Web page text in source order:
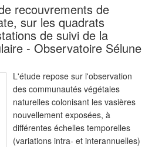
recouvrements de
sur les quadrats
de suivi de la
- Observatoire Sélune
L'étude repose sur l'observation
des communautés végétales
naturelles colonisant les vasières
nouvellement exposées, à
différentes échelles temporelles
(variations intra- et interannuelles)